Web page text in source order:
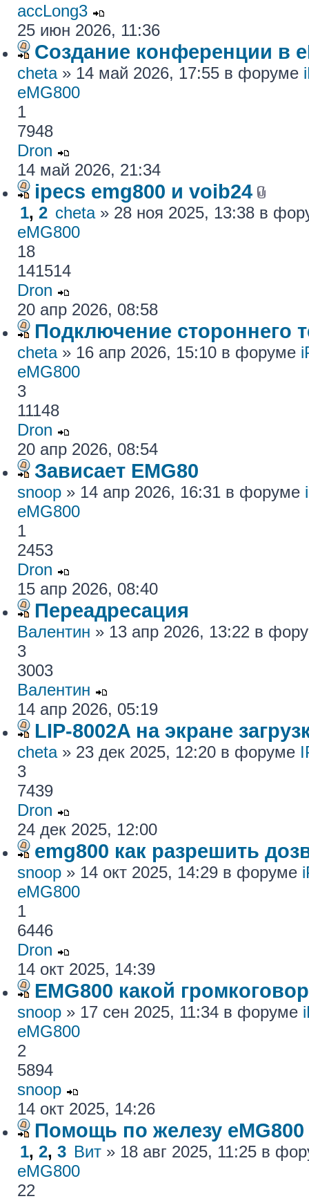
accLong3
25 июн 2026, 11:36
Создание конференции в
cheta» 14 май 2026, 17:55 в форуме
eMG800
1
7948
Dron
14 май 2026, 21:34
ipecs emg800 и voib24
1, 2 cheta» 28 ноя 2025, 13:38 в
eMG800
18
141514
Dron
20 апр 2026, 08:58
Подключение стороннего
cheta» 16 апр 2026, 15:10 в форуме
eMG800
3
11148
Dron
20 апр 2026, 08:54
Зависает EMG80
snoop » 14 апр 2026, 16:31 в форуме
eMG800
1
2453
Dron
15 апр 2026, 08:40
Переадресация
Валентин » 13 апр 2026, 13:22 в
3
3003
Валентин
14 апр 2026, 05:19
LIP-8002A на экране
cheta» 23 дек 2025, 12:20 в форуме
3
7439
Dron
24 дек 2025, 12:00
emg800 как разрешить
snoop » 14 окт 2025, 14:29 в форуме
eMG800
1
6446
Dron
14 окт 2025, 14:39
EMG800 какой
snoop » 17 сен 2025, 11:34 в форуме
eMG800
2
5894
snoop
14 окт 2025, 14:26
Помощь по железу eMG800
1, 2, 3 Вит » 18 авг 2025, 11:25 в
eMG800
22